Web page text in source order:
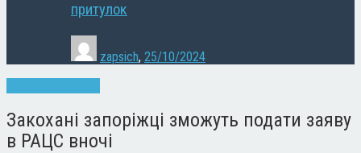
притулок
zapsich, 25/10/2024
Закохані запоріжці зможуть подати заяву
в РАЦС вночі